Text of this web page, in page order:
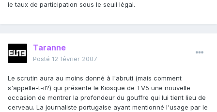
le taux de participation sous le seuil légal.
Taranne
Posté 12 février 2007
Le scrutin aura au moins donné à l'abruti (mais comment
s'appelle-t-il?) qui présente le Kiosque de TV5 une nouvelle
occasion de montrer la profondeur du gouffre qui lui tient lieu de
cerveau. La journaliste portugaise ayant mentionné l'usage par le